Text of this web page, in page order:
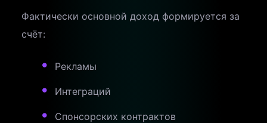
Фактически основной доход формируется за
счёт:
Рекламы
Интеграций
Спонсорских контрактов